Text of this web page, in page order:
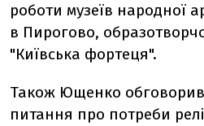
роботи музеїв народної
в Пирогово,
"Київська фортеця".
Також Ющенко
питання про потреби